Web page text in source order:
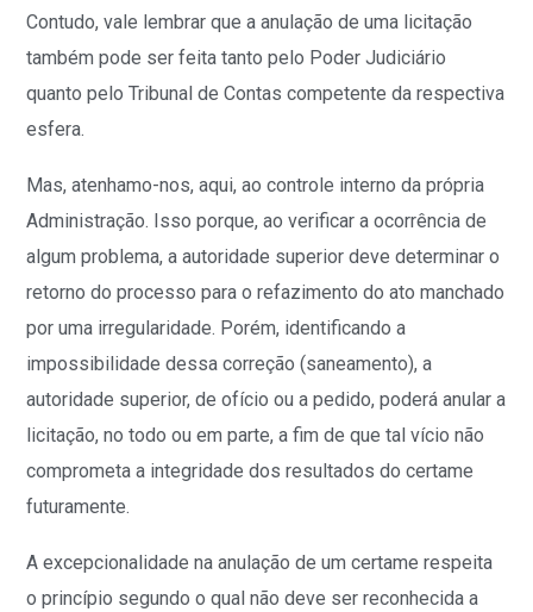
Contudo, vale lembrar que a anulação de uma licitação
também pode ser feita tanto pelo Poder Judiciário
quanto pelo Tribunal de Contas competente da respectiva
esfera.
Mas, atenhamo-nos, aqui, ao controle interno da própria
Administração. Isso porque, ao verificar a ocorrência de
algum problema, a autoridade superior deve determinar o
retorno do processo para o refazimento do ato manchado
por uma irregularidade. Porém, identificando a
impossibilidade dessa correção (saneamento), a
autoridade superior, de ofício ou a pedido, poderá anular a
licitação, no todo ou em parte, a fim de que tal vício não
comprometa a integridade dos resultados do certame
futuramente.
A excepcionalidade na anulação de um certame respeita
o princípio segundo o qual não deve ser reconhecida a